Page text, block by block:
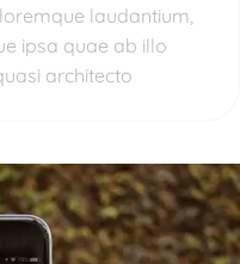
laudantium,
ipsa quae ab illo
architecto